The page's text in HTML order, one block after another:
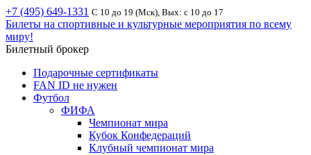
+7 (495) 649-1331 С 10 до 19 (Мск), Вых: с 10 до 17
Билеты на спортивные и культурные мероприятия по всему
миру!
Билетный брокер
Подарочные сертификаты
FAN ID не нужен
Футбол
ФИФА
Чемпионат мира
Кубок Конфедераций
Клубный чемпионат мира